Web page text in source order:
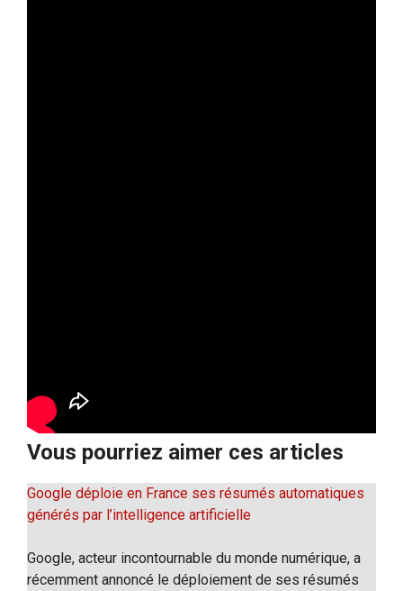
Vous pourriez aimer ces articles
Google déploie en France ses résumés automatiques
générés par l’intelligence artificielle
Google, acteur incontournable du monde numérique, a
récemment annoncé le déploiement de ses résumés